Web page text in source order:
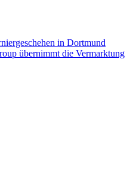
in Dortmund
übernimmt die Vermarktung